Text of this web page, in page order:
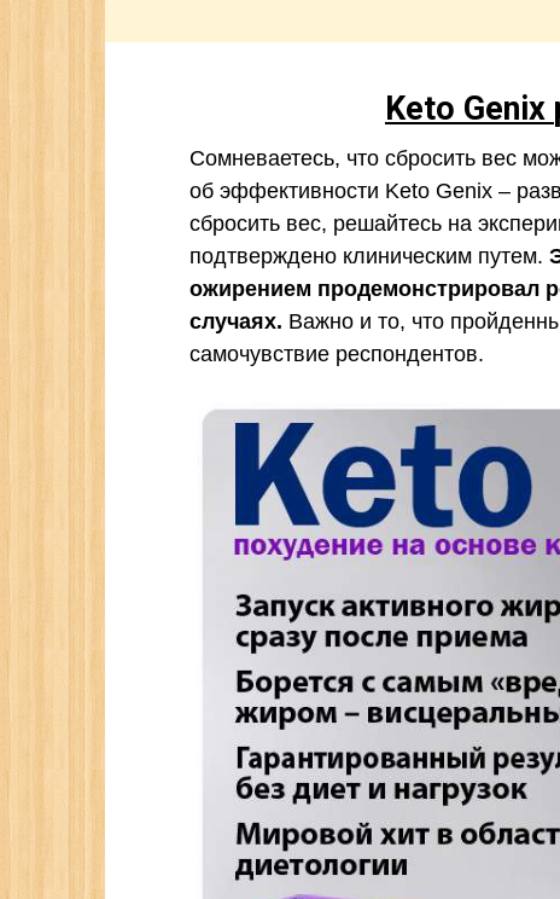
Keto Genix
Сомневаетесь, что сбросить вес
об эффективности Keto Genix –
сбросить вес, решайтесь на
подтверждено клиническим путем.
ожирением продемонстрировал
случаях. Важно и то, что
самочувствие респондентов.